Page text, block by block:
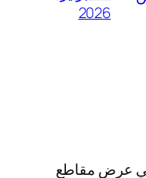
2026
عرض مقاطع